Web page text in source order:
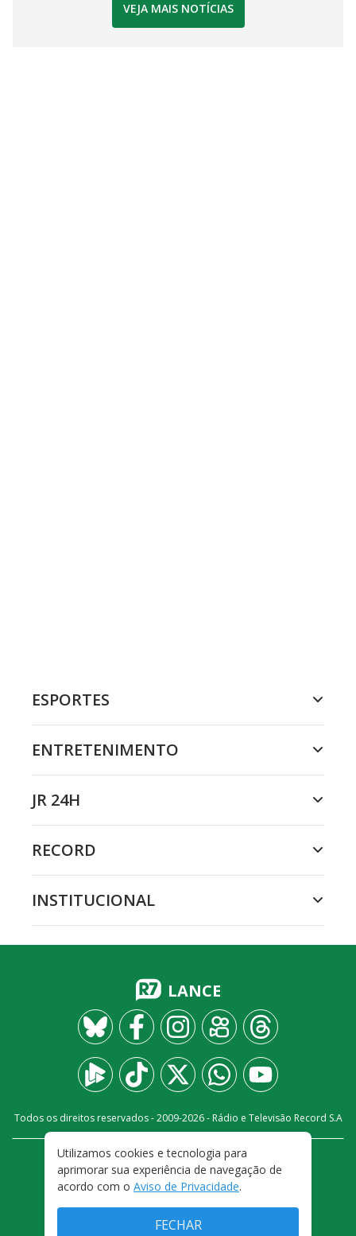
VEJA MAIS NOTÍCIAS
ESPORTES
ENTRETENIMENTO
JR 24H
RECORD
INSTITUCIONAL
LANCE
Todos os direitos reservados - 2009-2026- Rádio e Televisão Record S.A
FALE CONOSCO
PRIVACIDADE
TERMOS E CONDIÇÕES DE USO
Utilizamos cookies e tecnologia para
aprimorar sua experiência de navegação de
acordo com o Aviso de Privacidade.
FECHAR